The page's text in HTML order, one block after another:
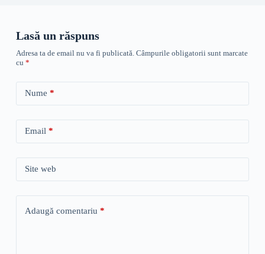
Lasă un răspuns
Adresa ta de email nu va fi publicată. Câmpurile obligatorii sunt marcate
cu *
Nume *
Email*
Site web
Adaugă comentariu *